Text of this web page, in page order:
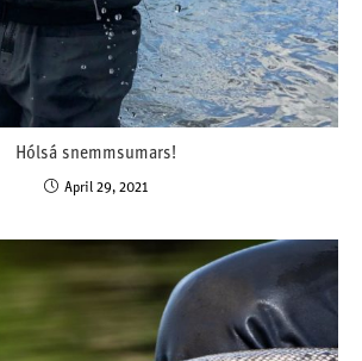
Hólsá snemmsumars!
April 29, 2021